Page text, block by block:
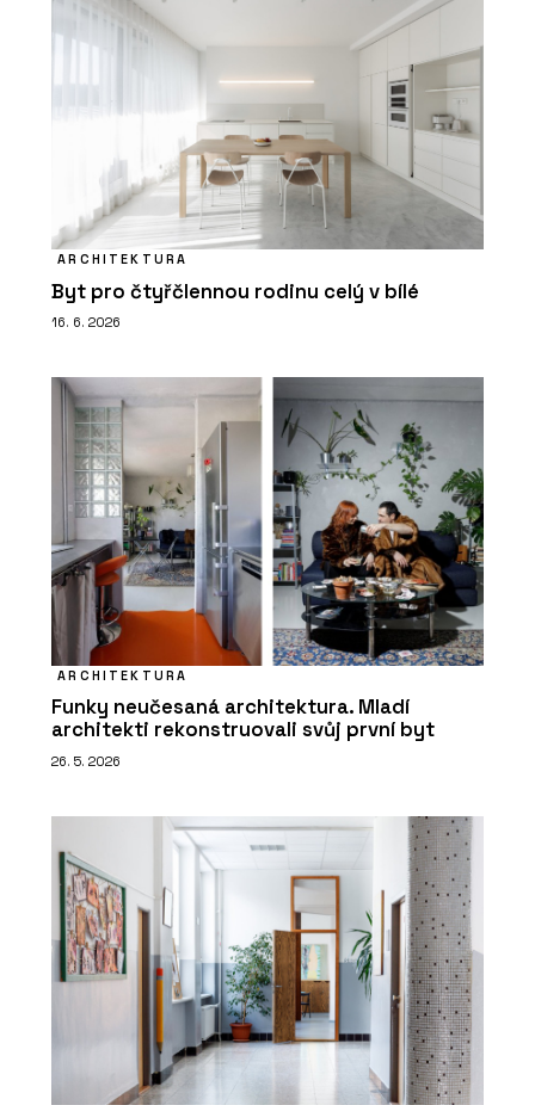
ARCHITEKTURA
Byt pro čtyřčlennou rodinu celý v bílé
16. 6. 2026
ARCHITEKTURA
Funky neučesaná architektura. Mladí
architekti rekonstruovali svůj první byt
26. 5. 2026